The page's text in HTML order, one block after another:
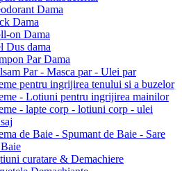
Dama
Dama
on Dama
Dus dama
Par Dama
Par - Masca par - Ulei par
pentru ingrijirea tenului si a buzelor
- Lotiuni pentru ingrijirea mainilor
- lapte corp - lotiuni corp - ulei
de Baie - Spumant de Baie - Sare
curatare & Demachiere